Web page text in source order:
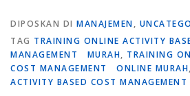
DIPOSKAN DI MANAJEMEN,
TAG TRAINING ONLINE ACTIVITY
MANAGEMENT MURAH, TRAINING
COST MANAGEMENT ONLINE MURAH,
ACTIVITY BASED COST